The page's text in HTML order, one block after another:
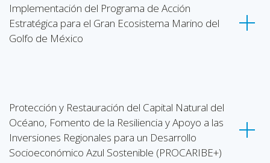
Implementación del Programa de Acción
Estratégica para el Gran Ecosistema Marino del
Golfo de México
Protección y Restauración del Capital Natural del
Océano, Fomento de la Resiliencia y Apoyo a las
Inversiones Regionales para un Desarrollo
Socioeconómico Azul Sostenible (PROCARIBE+)